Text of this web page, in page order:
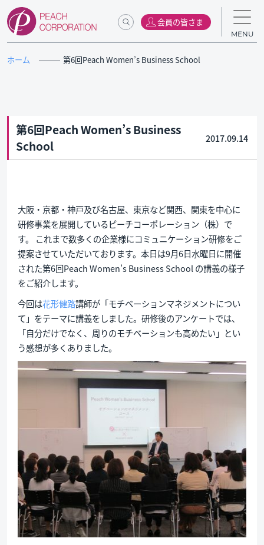
会員の皆さま
MENU
ホーム 第6回Peach Women’s Business School
第6回Peach Women’s Business
School
2017.09.14
大阪・京都・神戸及び名古屋、東京など関西、関東を中心に
研修事業を展開しているピーチコーポレーション（株）で
す。 これまで数多くの企業様にコミュニケーション研修をご
提案させていただいております。本日は9月6日水曜日に開催
された第6回Peach Women’s Business School の講義の様子
をご紹介します。
今回は花形健路講師が「モチベーションマネジメントについ
て」をテーマに講義をしました。研修後のアンケートでは、
「自分だけでなく、周りのモチベーションも高めたい」とい
う感想が多くありました。